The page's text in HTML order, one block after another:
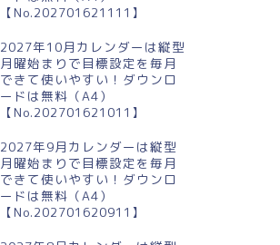
【No.202701621111】
2027年10月カレンダーは縦型
月曜始まりで目標設定を毎月
できて使いやすい！ダウンロ
ードは無料（A4）
【No.202701621011】
2027年9月カレンダーは縦型
月曜始まりで目標設定を毎月
できて使いやすい！ダウンロ
ードは無料（A4）
【No.202701620911】